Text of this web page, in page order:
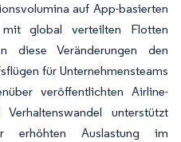
auf App-basierten
global verteilten Flotten
diese Veränderungen den
für Unternehmensteams
veröffentlichten Airline-
unterstützt
erhöhten Auslastung im